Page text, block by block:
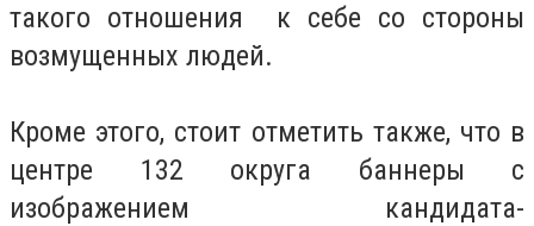
такого отношения к себе со стороны
возмущенных людей.
Кроме этого, стоит отметить также, что в
центре 132 округа баннеры с
изображением кандидата-